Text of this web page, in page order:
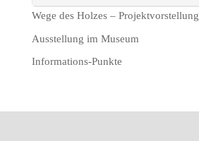
Wege des Holzes – Projektvorstellung
Ausstellung im Museum
Informations-Punkte